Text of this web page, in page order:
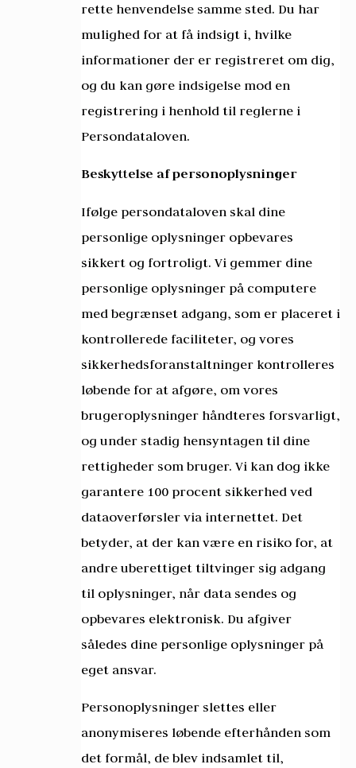
rette henvendelse samme sted. Du har
mulighed for at få indsigt i, hvilke
informationer der er registreret om dig,
og du kan gøre indsigelse mod en
registrering i henhold til reglerne i
Persondataloven.
Beskyttelse af personoplysninger
Ifølge persondataloven skal dine
personlige oplysninger opbevares
sikkert og fortroligt. Vi gemmer dine
personlige oplysninger på computere
med begrænset adgang, som er placeret i
kontrollerede faciliteter, og vores
sikkerhedsforanstaltninger kontrolleres
løbende for at afgøre, om vores
brugeroplysninger håndteres forsvarligt,
og under stadig hensyntagen til dine
rettigheder som bruger. Vi kan dog ikke
garantere 100 procent sikkerhed ved
dataoverførsler via internettet. Det
betyder, at der kan være en risiko for, at
andre uberettiget tiltvinger sig adgang
til oplysninger, når data sendes og
opbevares elektronisk. Du afgiver
således dine personlige oplysninger på
eget ansvar.
Personoplysninger slettes eller
anonymiseres løbende efterhånden som
det formål, de blev indsamlet til,